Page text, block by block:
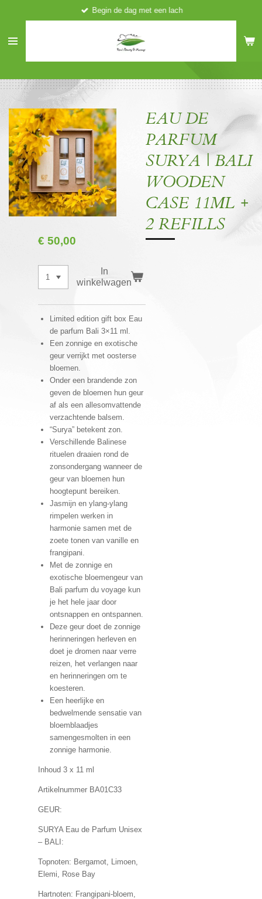
naar
hoofdinhoud
Begin de dag met een lach
EAU DE
PARFUM
SURYA | BALI
WOODEN
CASE 11ML +
2 REFILLS
€ 50,00
In
winkelwagen
Limited edition gift box Eau
de parfum Bali 3×11 ml.
Een zonnige en exotische
geur verrijkt met oosterse
bloemen.
Onder een brandende zon
geven de bloemen hun geur
af als een allesomvattende
verzachtende balsem.
“Surya” betekent zon.
Verschillende Balinese
rituelen draaien rond de
zonsondergang wanneer de
geur van bloemen hun
hoogtepunt bereiken.
Jasmijn en ylang-ylang
rimpelen werken in
harmonie samen met de
zoete tonen van vanille en
frangipani.
Met de zonnige en
exotische bloemengeur van
Bali parfum du voyage kun
je het hele jaar door
ontsnappen en ontspannen.
Deze geur doet de zonnige
herinneringen herleven en
doet je dromen naar verre
reizen, het verlangen naar
en herinneringen om te
koesteren.
Een heerlijke en
bedwelmende sensatie van
bloemblaadjes
samengesmolten in een
zonnige harmonie.
Inhoud 3 x 11 ml
Artikelnummer BA01C33
GEUR:
SURYA Eau de Parfum Unisex
– BALI:
Topnoten: Bergamot, Limoen,
Elemi, Rose Bay
Hartnoten: Frangipani-bloem,